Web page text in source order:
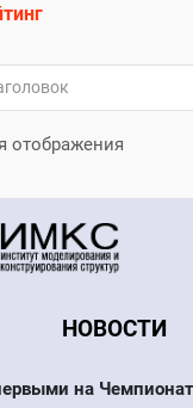
отображения
НОВОСТИ
на